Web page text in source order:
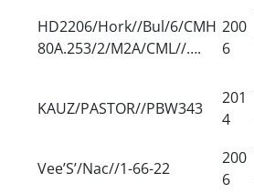
HD2206/Hork//Bul/6/CMH
80A.253/2/M2A/CML//….
200
6
KAUZ/PASTOR//PBW343
201
4
Vee’S’/Nac//1-66-22
200
6